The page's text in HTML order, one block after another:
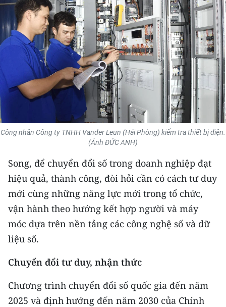
KHOA HỌC - CÔNG NGHỆ
MÔI TRƯỜNG
BẠN ĐỌC
KIỂM CHỨNG THÔNG TIN
TRI THỨC CHUYÊN SÂU
54 DÂN TỘC VIỆT NAM
CHƯƠNG TRÌNH OCOP - MỖI XÃ
MỘT SẢN PHẨM
RADIO
MEDIA CENTER
Media Chính trị
Công nhân Công ty TNHH Vander Leun (Hải Phòng) kiểm tra thiết bị điện.
(Ảnh ĐỨC ANH)
Song, để chuyển đổi số trong doanh nghiệp đạt
hiệu quả, thành công, đòi hỏi cần có cách tư duy
mới cùng những năng lực mới trong tổ chức,
vận hành theo hướng kết hợp người và máy
móc dựa trên nền tảng các công nghệ số và dữ
liệu số.
Chuyển đổi tư duy, nhận thức
Chương trình chuyển đổi số quốc gia đến năm
2025 và định hướng đến năm 2030 của Chính